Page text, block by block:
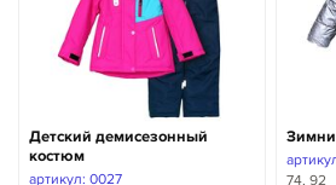
Детский демисезонный
костюм
артикул: 0027
74, 92